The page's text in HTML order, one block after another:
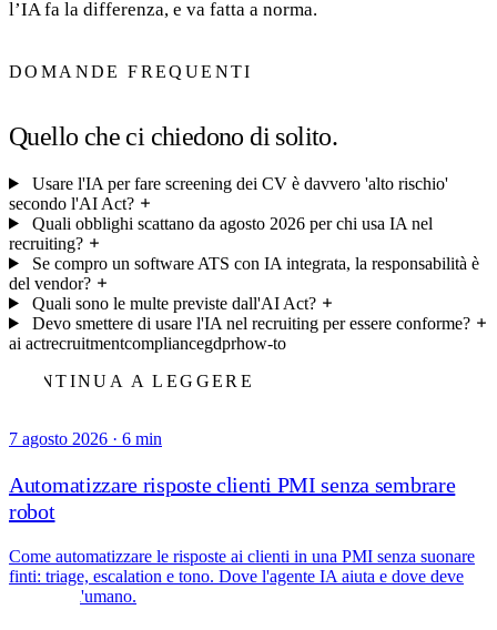
l’IA fa la differenza, e va fatta a norma.
DOMANDE FREQUENTI
Quello che ci chiedono di solito.
Usare l'IA per fare screening dei CV è davvero 'alto rischio'
secondo l'AI Act?
Quali obblighi scattano da agosto 2026 per chi usa IA nel
recruiting?
Se compro un software ATS con IA integrata, la responsabilità è
del vendor?
Quali sono le multe previste dall'AI Act?
Devo smettere di usare l'IA nel recruiting per essere conforme?
ai actrecruitmentcompliancegdprhow-to
CONTINUA A LEGGERE
7 agosto 2026 · 6 min
Automatizzare risposte clienti PMI senza sembrare
robot
Come automatizzare le risposte ai clienti in una PMI senza suonare
finti: triage, escalation e tono. Dove l'agente IA aiuta e dove deve
passare all'umano.